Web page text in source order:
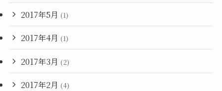
2017年5月 (1)
2017年4月 (1)
2017年3月 (2)
2017年2月 (4)